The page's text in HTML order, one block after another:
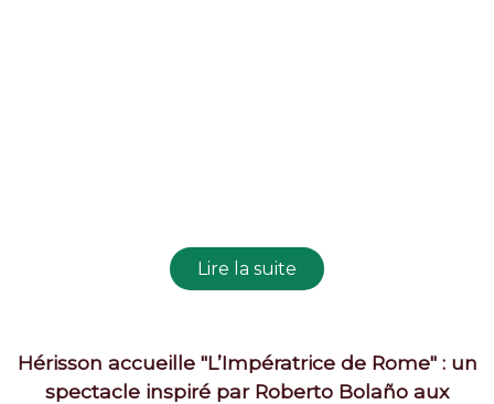
Hérisson accueille "L’Impératrice de Rome" : un
spectacle inspiré par Roberto Bolaño aux